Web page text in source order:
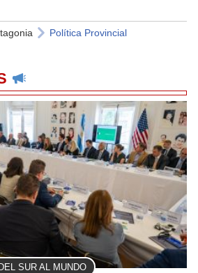
Política Provincial
DEL SUR AL MUNDO